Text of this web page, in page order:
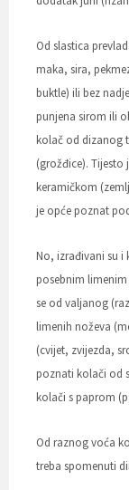
Od slastica
maka, sira,
buktle) ili bez
punjena sirom ili
kolač od dizanog
(grožđice).
keramičkom
je opće poznat
No, izrađivani su i
posebnim
se od valjanog
limenih noževa
(cvijet, zvijezda,
poznati kolači od
kolači s paprom
Od raznog voća
treba spomenuti